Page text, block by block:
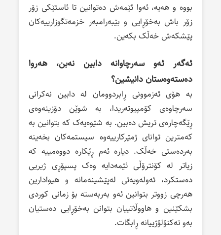
بووە و هەیە، ئەوا ئێمەش دەتوانین تا ئاستێکی زۆر
زۆر باش بەخۆڕایی و بێبەرامبەر خزمەتگوزارییەکان
پێشکەش خەڵک بکەین.
ئەگەر ئەو سەرچاوانە دابین نەبن، هەروا
دەستەوەستان دانیشین؟
بە هۆی ئەزموونی ڕابردوومان لە دابین نەکرانی
سەرچاوەی کۆمپیوتەریدا، بە شوێن دۆزینەوەی
ڕێگەچارەی تریش دەبین. بە شێوەیەک کە بتوانین بە
کەمترین توانای ژمێرکارییەوە سیستمەکان بخەینە
بەردەستی خەڵک. دیارە ئەم ڕێکارە دووەمییە کە
زیاتر لە کۆنترۆڵی ئێمەدایە وەک پسپۆڕی ژیریی
دەستکرد، ئەولەویەتی لەپێشینەمانە و هیوادارین
هەرچی زووتر بتوانین ئەو بەربەستە بۆ زمانی کوردی
بشکێنین و هاووڵاتییان بتوانن بەخۆڕایی دەستیان
بەو تەکنۆلۆژییانە ڕابگات.